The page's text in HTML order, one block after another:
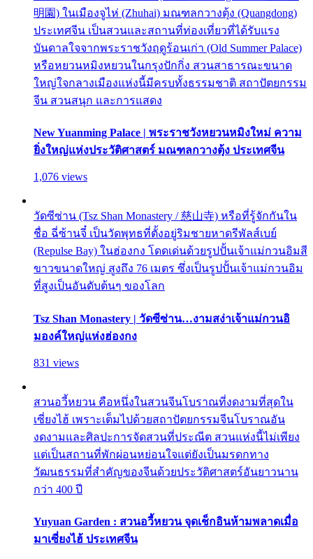
明園) ในเมืองจูไห่ (Zhuhai) มณฑลกวางตุ้ง (Quangdong)
ประเทศจีน เป็นสวนและสถานที่ท่องเที่ยวที่ได้รับแรง
บันดาลใจจากพระราชวังฤดูร้อนเก่า (Old Summer Palace)
หรือหยวนหมิงหยวนในกรุงปักกิ่ง สวนสาธารณะขนาด
ใหญ่ใจกลางเมืองแห่งนี้มีครบทั้งธรรมชาติ สถาปัตยกรรม
จีน สวนสนุก และการแสดง
New Yuanming Palace | พระราชวังหยวนหมิงใหม่ ความ
ยิ่งใหญ่แห่งประวัติศาสตร์ มณฑลกวางตุ้ง ประเทศจีน
1,076 views
วัดซีซ่าน (Tsz Shan Monastery / 慈山寺) หรือที่รู้จักกันใน
ชื่อ ฉี่ซ้านจี๋ เป็นวัดพุทธที่ตั้งอยู่ริมชายหาดรีพัลส์เบย์
(Repulse Bay) ในฮ่องกง โดดเด่นด้วยรูปปั้นเจ้าแม่กวนอิมสี
ขาวขนาดใหญ่ สูงถึง 76 เมตร ซึ่งเป็นรูปปั้นเจ้าแม่กวนอิม
ที่สูงเป็นอันดับต้นๆ ของโลก
Tsz Shan Monastery | วัดซีซ่าน…งามสง่าเจ้าแม่กวนอิ
มองค์ใหญ่แห่งฮ่องกง
831 views
สวนอวี้หยวน คือหนึ่งในสวนจีนโบราณที่งดงามที่สุดใน
เซี่ยงไฮ้ เพราะเต็มไปด้วยสถาปัตยกรรมจีนโบราณอัน
งดงามและศิลปะการจัดสวนที่ประณีต สวนแห่งนี้ไม่เพียง
แต่เป็นสถานที่พักผ่อนหย่อนใจแต่ยังเป็นมรดกทาง
วัฒนธรรมที่สำคัญของจีนด้วยประวัติศาสตร์อันยาวนาน
กว่า 400 ปี
Yuyuan Garden : สวนอวี้หยวน จุดเช็กอินห้ามพลาดเมื่อ
มาเซี่ยงไฮ้ ประเทศจีน